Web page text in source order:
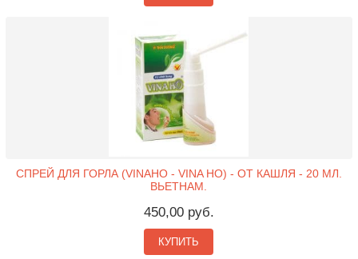
СПРЕЙ ДЛЯ ГОРЛА (VINAHO - VINA HO) - ОТ КАШЛЯ - 20 МЛ.
ВЬЕТНАМ.
450,00 руб.
КУПИТЬ